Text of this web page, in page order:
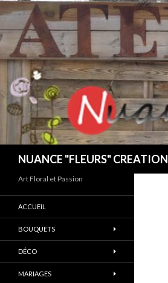
NUANCE "FLEURS" CREATION
Art Floral et Passion
ACCUEIL
BOUQUETS
DÉCO
MARIAGES